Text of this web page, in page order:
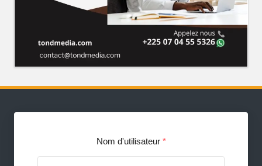
Nom d'utilisateur *